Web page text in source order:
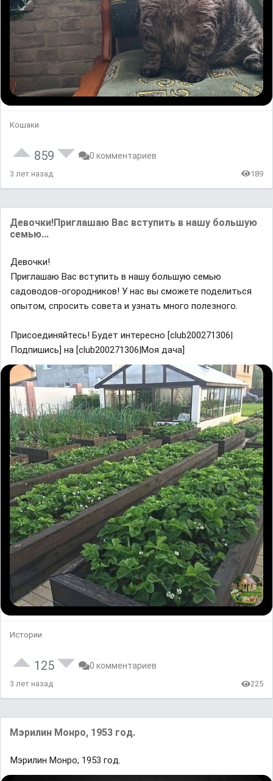
Кошаки
859 0 комментариев
3 лет назад 189
Девочки!Приглашаю Вас вступить в нашу большую
семью...
Девочки!
Приглашаю Вас вступить в нашу большую семью
садоводов-огородников! У нас вы сможете поделиться
опытом, спросить совета и узнать много полезного.
Присоединяйтесь! Будет интересно [club200271306|
Подпишись] на [club200271306|Моя дача]
Истории
125 0 комментариев
3 лет назад 225
Mэpилин Moнрo, 1953 гoд.
Mэpилин Moнрo, 1953 гoд.